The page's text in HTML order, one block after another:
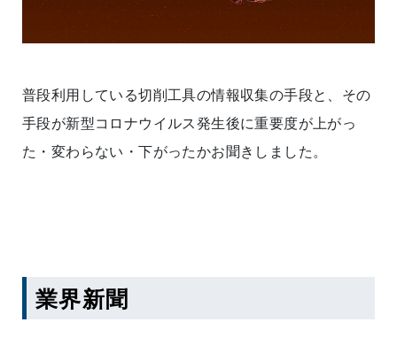
普段利用している切削工具の情報収集の手段と、その
手段が新型コロナウイルス発生後に重要度が上がっ
た・変わらない・下がったかお聞きしました。
業界新聞